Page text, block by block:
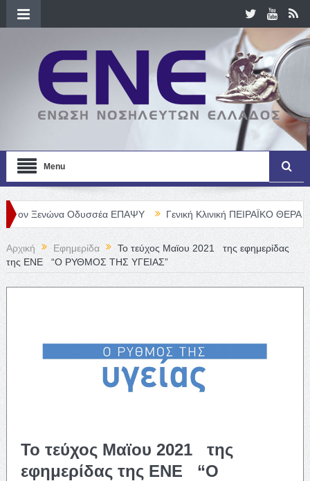
Menu
Οδυσσέα ΕΠΑΨΥ Γενική Κλινική ΠΕΙΡΑΪΚΟ
Αρχική Εφημερίδα
Το τεύχος Μαϊου 2021 της εφημερίδας
της ΕΝΕ “Ο ΡΥΘΜΟΣ ΤΗΣ ΥΓΕΙΑΣ”
Το τεύχος Μαϊου 2021 της
εφημερίδας της ΕΝΕ “Ο